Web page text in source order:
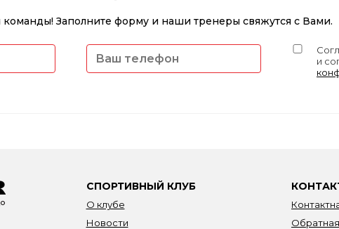
команды! Заполните форму и наши тренеры свяжутся с Вами.
и
СПОРТИВНЫЙ КЛУБ
О клубе
Новости